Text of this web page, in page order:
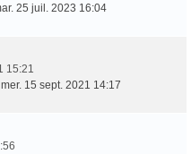
25 juil. 2023 16:04
15:21
mer. 15 sept. 2021 14:17